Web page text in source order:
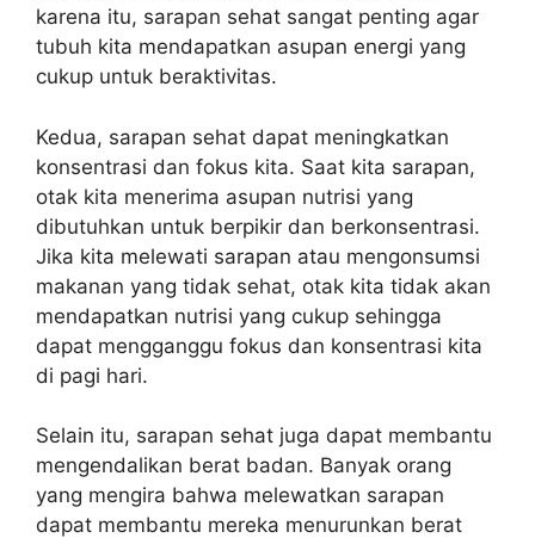
karena itu, sarapan sehat sangat penting agar
tubuh kita mendapatkan asupan energi yang
cukup untuk beraktivitas.
Kedua, sarapan sehat dapat meningkatkan
konsentrasi dan fokus kita. Saat kita sarapan,
otak kita menerima asupan nutrisi yang
dibutuhkan untuk berpikir dan berkonsentrasi.
Jika kita melewati sarapan atau mengonsumsi
makanan yang tidak sehat, otak kita tidak akan
mendapatkan nutrisi yang cukup sehingga
dapat mengganggu fokus dan konsentrasi kita
di pagi hari.
Selain itu, sarapan sehat juga dapat membantu
mengendalikan berat badan. Banyak orang
yang mengira bahwa melewatkan sarapan
dapat membantu mereka menurunkan berat